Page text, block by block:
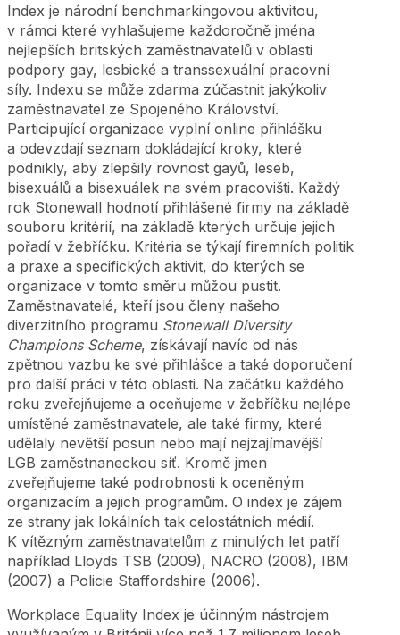
Index je národní benchmarkingovou aktivitou,
v rámci které vyhlašujeme každoročně jména
nejlepších britských zaměstnavatelů v oblasti
podpory gay, lesbické a transsexuální pracovní
síly. Indexu se může zdarma zúčastnit jakýkoliv
zaměstnavatel ze Spojeného Království.
Participující organizace vyplní online přihlášku
a odevzdají seznam dokládající kroky, které
podnikly, aby zlepšily rovnost gayů, leseb,
bisexuálů a bisexuálek na svém pracovišti. Každý
rok Stonewall hodnotí přihlášené firmy na základě
souboru kritérií, na základě kterých určuje jejich
pořadí v žebříčku. Kritéria se týkají firemních politik
a praxe a specifických aktivit, do kterých se
organizace v tomto směru můžou pustit.
Zaměstnavatelé, kteří jsou členy našeho
diverzitního programu Stonewall Diversity
Champions Scheme, získávají navíc od nás
zpětnou vazbu ke své přihlášce a také doporučení
pro další práci v této oblasti. Na začátku každého
roku zveřejňujeme a oceňujeme v žebříčku nejlépe
umístěné zaměstnavatele, ale také firmy, které
udělaly nevětší posun nebo mají nejzajímavější
LGB zaměstnaneckou síť. Kromě jmen
zveřejňujeme také podrobnosti k oceněným
organizacím a jejich programům. O index je zájem
ze strany jak lokálních tak celostátních médií.
K vítězným zaměstnavatelům z minulých let patří
například Lloyds TSB (2009), NACRO (2008), IBM
(2007) a Policie Staffordshire (2006).
Workplace Equality Index je účinným nástrojem